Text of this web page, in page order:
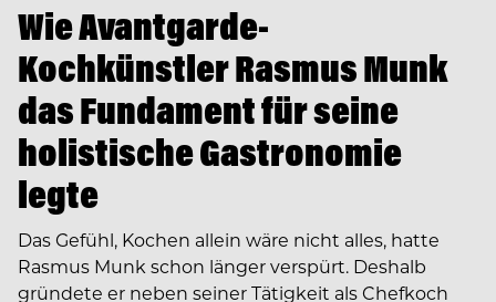
Wie Avantgarde-
Kochkünstler Rasmus Munk
das Fundament für seine
holistische Gastronomie
legte
Das Gefühl, Kochen allein wäre nicht alles, hatte
Rasmus Munk schon länger verspürt. Deshalb
gründete er neben seiner Tätigkeit als Chefkoch